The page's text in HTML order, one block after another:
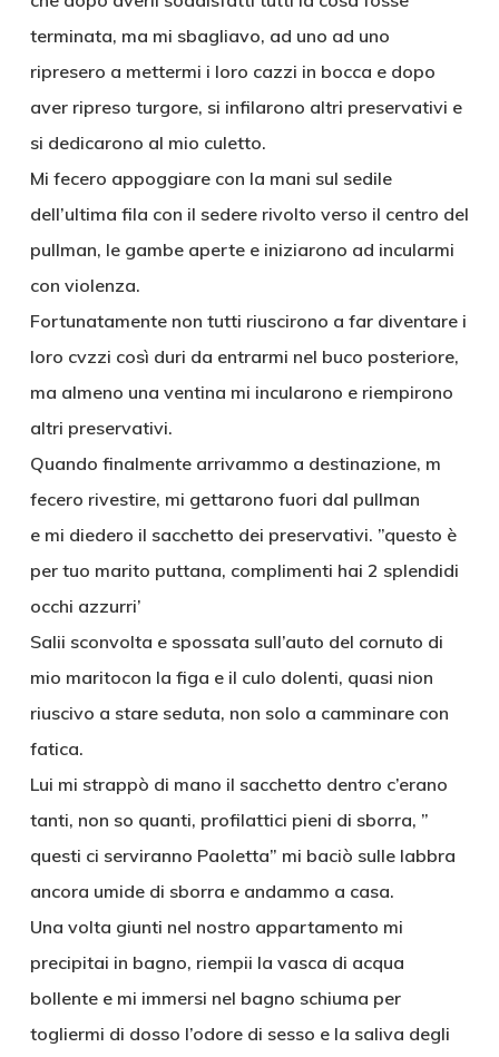
terminata, ma mi sbagliavo, ad uno ad uno
ripresero a mettermi i loro cazzi in bocca e dopo
aver ripreso turgore, si infilarono altri preservativi e
si dedicarono al mio culetto.
Mi fecero appoggiare con la mani sul sedile
dell’ultima fila con il sedere rivolto verso il centro del
pullman, le gambe aperte e iniziarono ad incularmi
con violenza.
Fortunatamente non tutti riuscirono a far diventare i
loro cvzzi così duri da entrarmi nel buco posteriore,
ma almeno una ventina mi incularono e riempirono
altri preservativi.
Quando finalmente arrivammo a destinazione, m
fecero rivestire, mi gettarono fuori dal pullman
e mi diedero il sacchetto dei preservativi. ”questo è
per tuo marito puttana, complimenti hai 2 splendidi
occhi azzurri’
Salii sconvolta e spossata sull’auto del cornuto di
mio maritocon la figa e il culo dolenti, quasi nion
riuscivo a stare seduta, non solo a camminare con
fatica.
Lui mi strappò di mano il sacchetto dentro c’erano
tanti, non so quanti, profilattici pieni di sborra, ”
questi ci serviranno Paoletta” mi baciò sulle labbra
ancora umide di sborra e andammo a casa.
Una volta giunti nel nostro appartamento mi
precipitai in bagno, riempii la vasca di acqua
bollente e mi immersi nel bagno schiuma per
togliermi di dosso l’odore di sesso e la saliva degli